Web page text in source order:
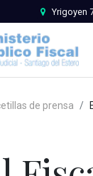
Yrigoyen
de prensa